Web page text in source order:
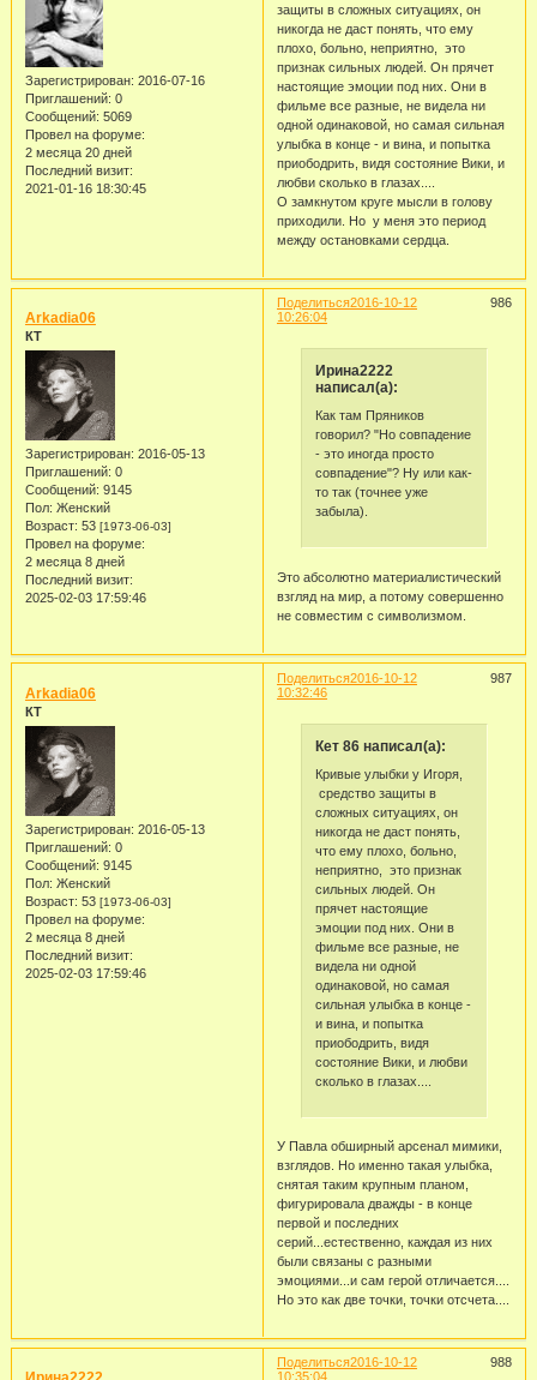
Зарегистрирован: 2016-07-16
Приглашений: 0
Сообщений: 5069
Провел на форуме:
2 месяца 20 дней
Последний визит:
2021-01-16 18:30:45
защиты в сложных ситуациях, он
никогда не даст понять, что ему
плохо, больно, неприятно, это
признак сильных людей. Он прячет
настоящие эмоции под них. Они в
фильме все разные, не видела ни
одной одинаковой, но самая сильная
улыбка в конце - и вина, и попытка
приободрить, видя состояние Вики, и
любви сколько в глазах....
О замкнутом круге мысли в голову
приходили. Но у меня это период
между остановками сердца.
Поделиться 986
2016-10-12
10:26:04
Arkadia06
КТ
Зарегистрирован: 2016-05-13
Приглашений: 0
Сообщений: 9145
Пол: Женский
Возраст: 53 [1973-06-03]
Провел на форуме:
2 месяца 8 дней
Последний визит:
2025-02-03 17:59:46
Ирина2222
написал(а):
Как там Пряников
говорил? "Но совпадение
- это иногда просто
совпадение"? Ну или как-
то так (точнее уже
забыла).
Это абсолютно материалистический
взгляд на мир, а потому совершенно
не совместим с символизмом.
Поделиться 987
2016-10-12
10:32:46
Arkadia06
КТ
Зарегистрирован: 2016-05-13
Приглашений: 0
Сообщений: 9145
Пол: Женский
Возраст: 53 [1973-06-03]
Провел на форуме:
2 месяца 8 дней
Последний визит:
2025-02-03 17:59:46
Кет 86 написал(а):
Кривые улыбки у Игоря,
средство защиты в
сложных ситуациях, он
никогда не даст понять,
что ему плохо, больно,
неприятно, это признак
сильных людей. Он
прячет настоящие
эмоции под них. Они в
фильме все разные, не
видела ни одной
одинаковой, но самая
сильная улыбка в конце -
и вина, и попытка
приободрить, видя
состояние Вики, и любви
сколько в глазах....
У Павла обширный арсенал мимики,
взглядов. Но именно такая улыбка,
снятая таким крупным планом,
фигурировала дважды - в конце
первой и последних
серий...естественно, каждая из них
были связаны с разными
эмоциями...и сам герой отличается....
Но это как две точки, точки отсчета....
Поделиться 988
2016-10-12
10:35:04